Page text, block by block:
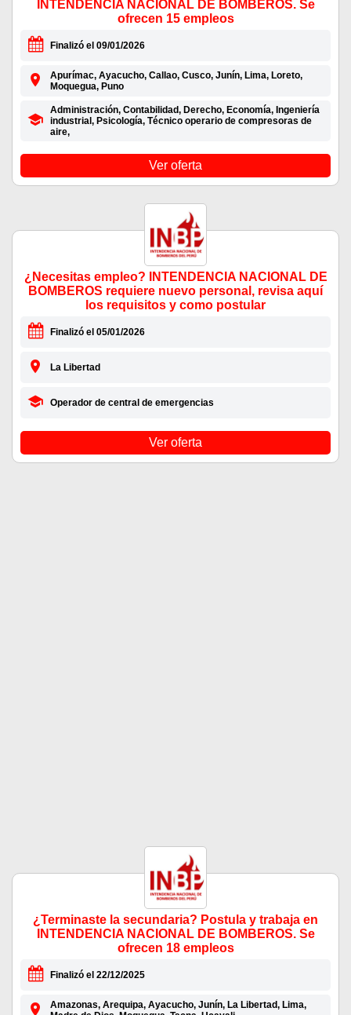
INTENDENCIA NACIONAL DE BOMBEROS. Se
ofrecen 15 empleos
Finalizó el 09/01/2026
Apurímac, Ayacucho, Callao, Cusco, Junín, Lima, Loreto,
Moquegua, Puno
Administración, Contabilidad, Derecho, Economía, Ingeniería
industrial, Psicología, Técnico operario de compresoras de
aire,
Ver oferta
¿Necesitas empleo? INTENDENCIA NACIONAL DE
BOMBEROS requiere nuevo personal, revisa aquí
los requisitos y como postular
Finalizó el 05/01/2026
La Libertad
Operador de central de emergencias
Ver oferta
¿Terminaste la secundaria? Postula y trabaja en
INTENDENCIA NACIONAL DE BOMBEROS. Se
ofrecen 18 empleos
Finalizó el 22/12/2025
Amazonas, Arequipa, Ayacucho, Junín, La Libertad, Lima,